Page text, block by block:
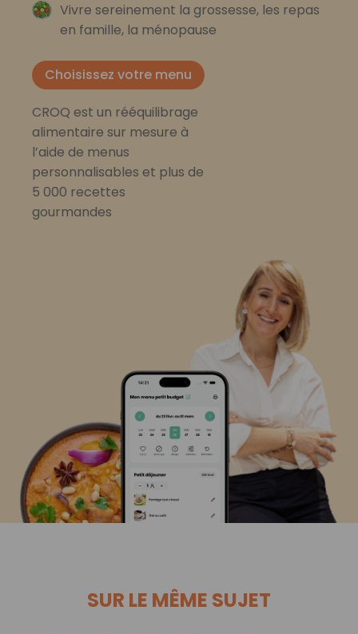
Vivre sereinement la grossesse, les repas
en famille, la ménopause
Choisissez votre menu
CROQ est un rééquilibrage
alimentaire sur mesure à
l’aide de menus
personnalisables et plus de
5 000 recettes
gourmandes
SUR LE MÊME SUJET